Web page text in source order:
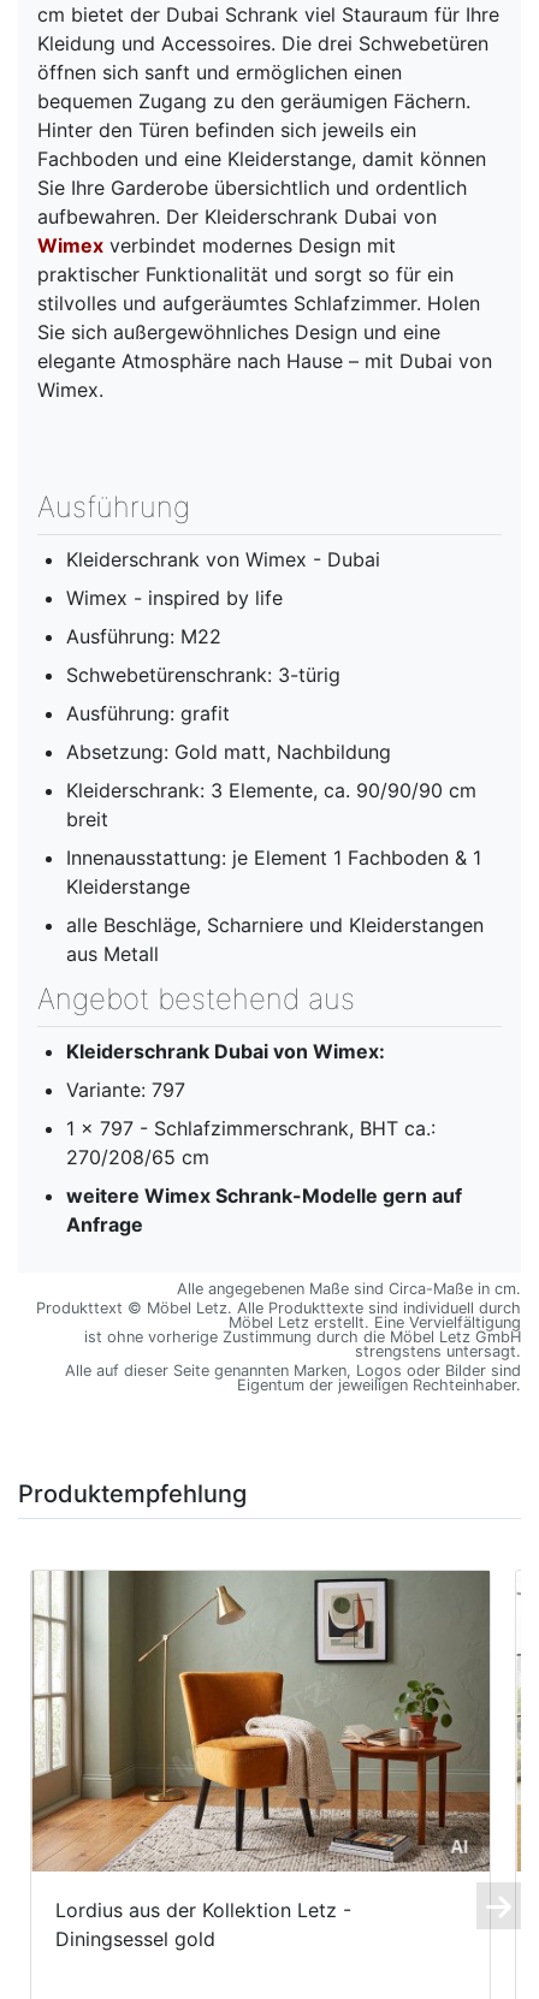
cm bietet der Dubai Schrank viel Stauraum für Ihre
Kleidung und Accessoires. Die drei Schwebetüren
öffnen sich sanft und ermöglichen einen
bequemen Zugang zu den geräumigen Fächern.
Hinter den Türen befinden sich jeweils ein
Fachboden und eine Kleiderstange, damit können
Sie Ihre Garderobe übersichtlich und ordentlich
aufbewahren. Der Kleiderschrank Dubai von
Wimex verbindet modernes Design mit
praktischer Funktionalität und sorgt so für ein
stilvolles und aufgeräumtes Schlafzimmer. Holen
Sie sich außergewöhnliches Design und eine
elegante Atmosphäre nach Hause – mit Dubai von
Wimex.
Ausführung
Kleiderschrank von Wimex - Dubai
Wimex - inspired by life
Ausführung: M22
Schwebetürenschrank: 3-türig
Ausführung: grafit
Absetzung: Gold matt, Nachbildung
Kleiderschrank: 3 Elemente, ca. 90/90/90 cm
breit
Innenausstattung: je Element 1 Fachboden & 1
Kleiderstange
alle Beschläge, Scharniere und Kleiderstangen
aus Metall
Angebot bestehend aus
Kleiderschrank Dubai von Wimex:
Variante: 797
1 x 797 - Schlafzimmerschrank, BHT ca.:
270/208/65 cm
weitere Wimex Schrank-Modelle gern auf
Anfrage
Alle angegebenen Maße sind Circa-Maße in cm.
Produkttext © Möbel Letz. Alle Produkttexte sind individuell durch
Möbel Letz erstellt. Eine Vervielfältigung
ist ohne vorherige Zustimmung durch die Möbel Letz GmbH
strengstens untersagt.
Alle auf dieser Seite genannten Marken, Logos oder Bilder sind
Eigentum der jeweiligen Rechteinhaber.
Produktempfehlung
Lordius aus der Kollektion Letz -
Diningsessel gold